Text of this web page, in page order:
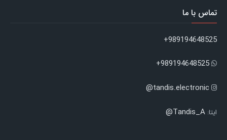
تماس با ما
989194648525+
989194648525+
tandis.electronic@
ایتا: Tandis_A@